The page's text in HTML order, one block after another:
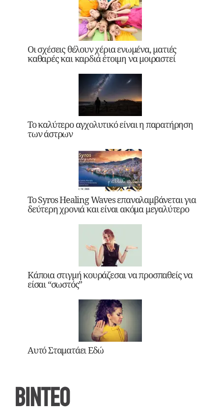
Οι σχέσεις θέλουν χέρια ενωμένα, ματιές
καθαρές και καρδιά έτοιμη να μοιραστεί
Το καλύτερο αγχολυτικό είναι η παρατήρηση
των άστρων
Το Syros Healing Waves επαναλαμβάνεται για
δεύτερη χρονιά και είναι ακόμα μεγαλύτερο
Κάποια στιγμή κουράζεσαι να προσπαθείς να
είσαι “σωστός”
Αυτό Σταματάει Εδώ
ΒΙΝΤΕΟ